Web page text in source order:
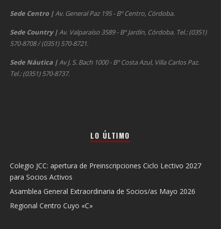
Sede Centro | Av. General Paz 195 - Bº Centro, Córdoba.
Sede Country | Av. Valparaíso 3589 - Bº Jardín, Córdoba. Tel.: (0351)
570-8708 / (0351) 570-8721.
Sede Náutica | Av J. S. Bach 1000 - Bº Costa Azul, Villa Carlos Paz.
Tel.: (0351) 570-8737.
LO ÚLTIMO
Colegio JCC: apertura de Preinscripciones Ciclo Lectivo 2027
para Socios Activos
Asamblea General Extraordinaria de Socios/as Mayo 2026
Regional Centro Cuyo «C»